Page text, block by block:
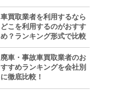
車買取業者を利用するなら
どこを利用するのがおすす
め？ランキング形式で比較
廃車・事故車買取業者のお
すすめランキングを会社別
に徹底比較！